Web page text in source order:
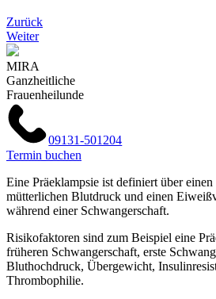
Zurück
Weiter
MIRA
Ganzheitliche
Frauenheilunde
09131-501204
Termin buchen
Eine Präeklampsie ist definiert über
mütterlichen Blutdruck und einen
während einer Schwangerschaft.
Risikofaktoren sind zum Beispiel eine
früheren Schwangerschaft, erste
Bluthochdruck, Übergewicht,
Thrombophilie.